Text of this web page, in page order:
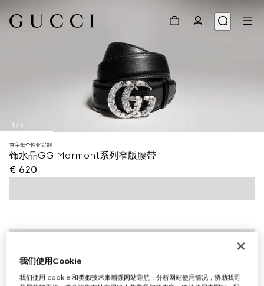
1 / 5
首字母个性化定制
饰水晶GG Marmont系列窄版腰带
€ 620
我们使用Cookie
我们使用 cookie 和类似技术来增强网站导航，分析网站使用情况，协助我司